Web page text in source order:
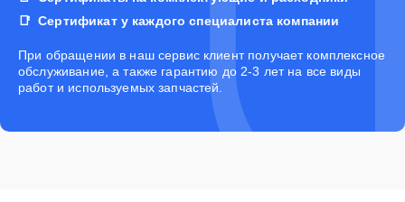
Сертификат у каждого специалиста компании
При обращении в наш сервис клиент получает комплексное
обслуживание, а также гарантию до 2-3 лет на все виды
работ и используемых запчастей.